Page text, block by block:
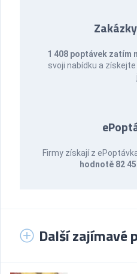
1 408 poptávek zatím
svoji nabídku a
Firmy získají z
hodnotě 82
Další zajímavé